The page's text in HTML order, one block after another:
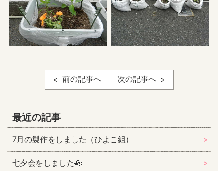
前の記事へ 次の記事へ
最近の記事
7月の製作をしました（ひよこ組）
七夕会をしました🎋